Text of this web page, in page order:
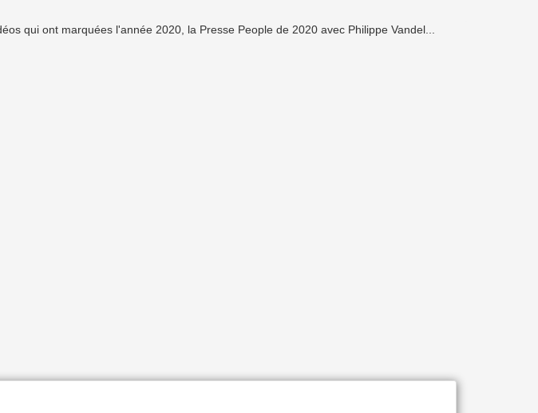
qui ont marquées l'année 2020, la Presse People de 2020 avec Philippe Vandel...